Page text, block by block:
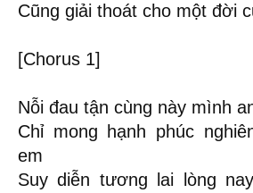
Cũng giải thoát cho một đời
[Chorus 1]
Nỗi đau tận cùng này mình
Chỉ mong hạnh phúc
em
Suy diễn tương lai lòng